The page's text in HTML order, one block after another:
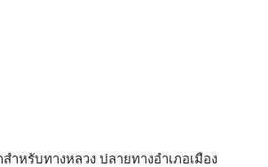
าหรับทางหลวง ปลายทางอำเภอเมือง